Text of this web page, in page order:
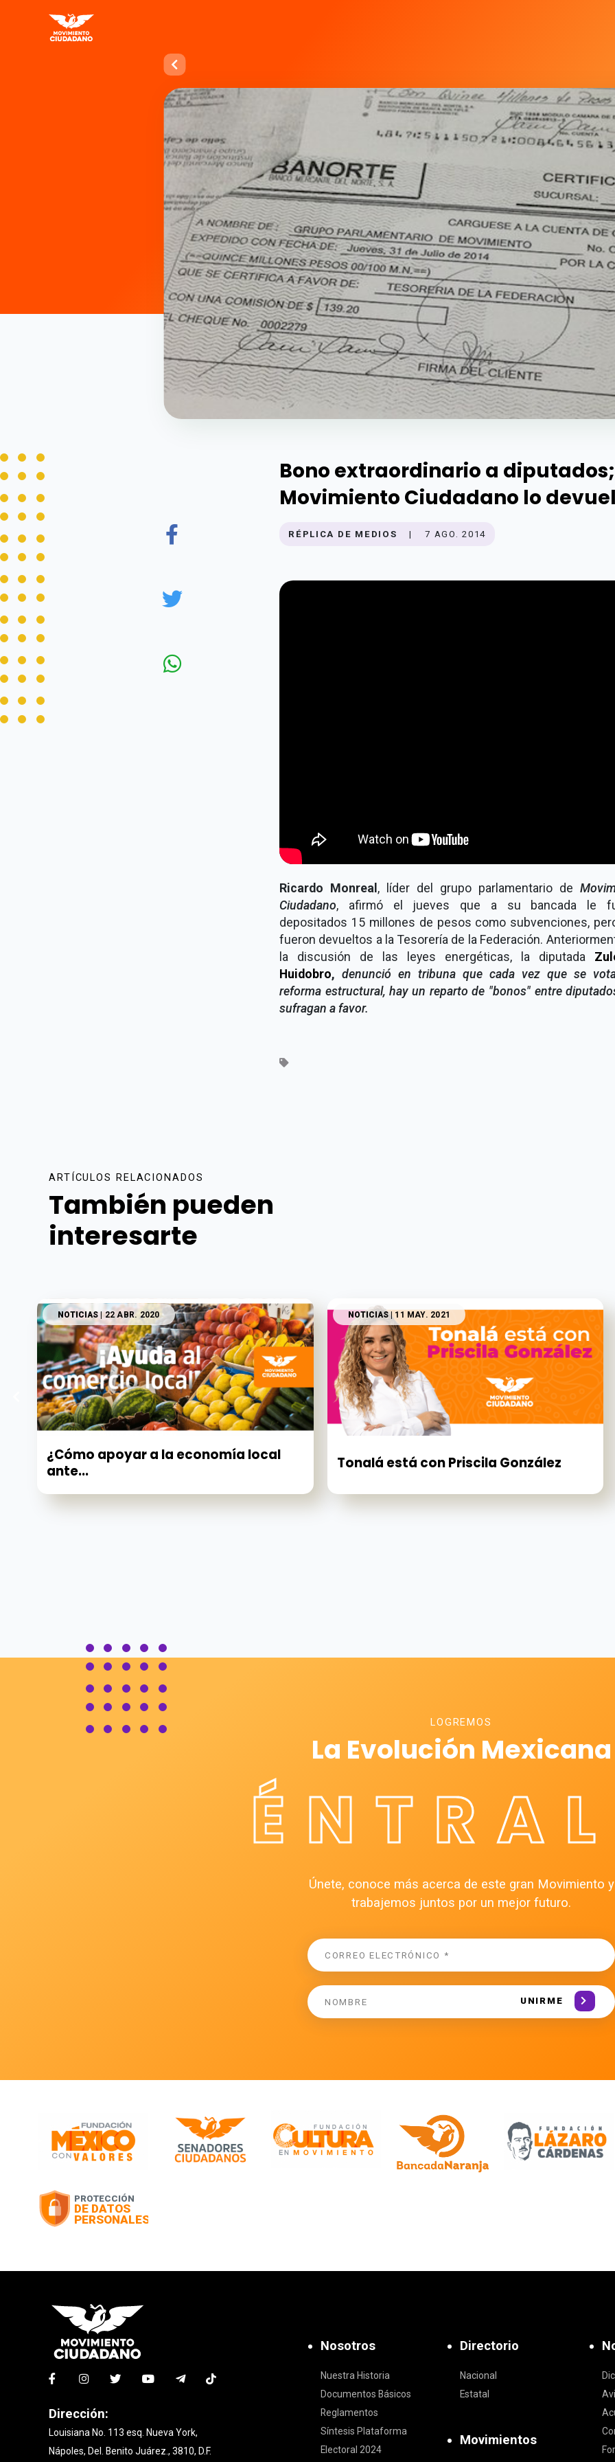
Bono extraordinario a diputados;
Movimiento Ciudadano lo
RÉPLICA DE MEDIOS | 7 AGO. 2014
Ricardo Monreal , líder del grupo parlamentario de
Ciudadano, afirmó el jueves que a su bancada le
depositados 15 millones de pesos como subvenciones,
fueron devueltos a la Tesorería de la Federación.
la discusión de las leyes energéticas, la diputada
Huidobro, denunció en tribuna que cada vez que se
reforma estructural, hay un reparto de "bonos" entre
sufragan a favor.
ARTÍCULOS RELACIONADOS
También pueden
interesarte
NOTICIAS | 22 ABR. 2020
¿Cómo apoyar a la economía local
ante...
NOTICIAS| 11 MAY. 2021
Tonalá está con Priscila González
LOGREMOS
La Evolución Mexicana
Únete, conoce más acerca de este gran Movimiento y
trabajemos juntos por un mejor futuro.
UNIRME
Dirección:
Louisiana No. 113 esq. Nueva York,
Nápoles, Del. Benito Juárez., 3810, D.F.
Nosotros
Nuestra Historia
Documentos Básicos
Reglamentos
Síntesis Plataforma
Electoral 2024
Directorio
Nacional
Estatal
Movimientos